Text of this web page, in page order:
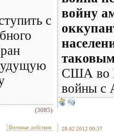
с
(3085)
войну
США во
войны с
Военные действия 28.02.2012 00:37